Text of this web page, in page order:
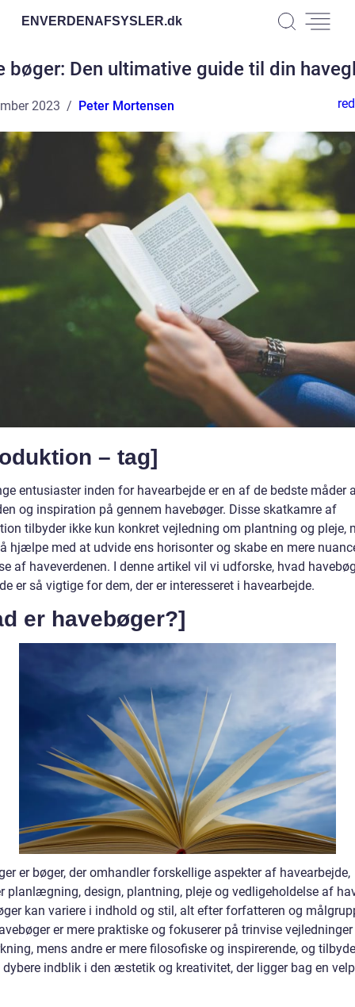
ENVERDENAFSYSLER.dk
bøger: Den ultimative guide til din
2023 Peter Mortensen
– tag]
entusiaster inden for havearbejde er en af de bedste måder
og inspiration på gennem havebøger. Disse skatkamre af
tilbyder ikke kun konkret vejledning om plantning og pleje,
hjælpe med at udvide ens horisonter og skabe en mere
af haveverdenen. I denne artikel vil vi udforske, hvad
er så vigtige for dem, der er interesseret i havearbejde.
er havebøger?]
er bøger, der omhandler forskellige aspekter af havearbejde,
planlægning, design, plantning, pleje og vedligeholdelse af
kan variere i indhold og stil, alt efter forfatteren og
er mere praktiske og fokuserer på trinvise
mens andre er mere filosofiske og inspirerende, og
indblik i den æstetik og kreativitet, der ligger bag en